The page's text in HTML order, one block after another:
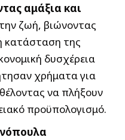
αμάξια και
ζωή, βιώνοντας
κατάσταση της
δυσχέρεια
χρήματα για
να πλήξουν
προϋπολογισμό.